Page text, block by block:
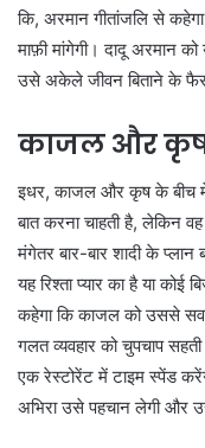
कि, अरमान गीतांजलि से कहेगा
माफ़ी मांगेगी। दादू अरमान
उसे अकेले जीवन बिताने के
काजल और कृष
इधर, काजल और कृष के बीच
बात करना चाहती है, लेकिन
मंगेतर बार-बार शादी के
यह रिश्ता प्यार का है या
कहेगा कि काजल को उससे
गलत व्यवहार को चुपचाप
एक रेस्टोरेंट में टाइम स्पेंड
अभिरा उसे पहचान लेगी और